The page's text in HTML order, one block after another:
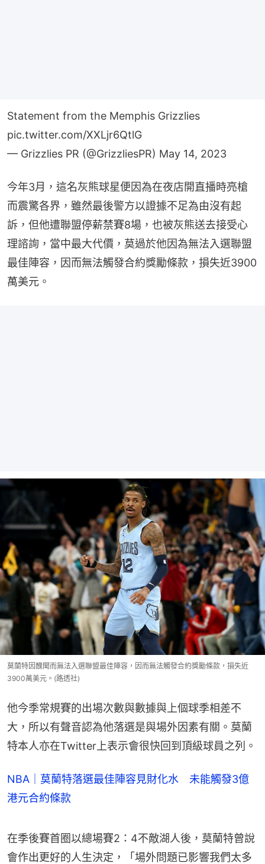
Statement from the Memphis Grizzlies
pic.twitter.com/XXLjr6QtlG
— Grizzlies PR (@GrizzliesPR) May 14, 2023
今年3月，這名灰熊球星便因為在夜店開直播時亮槍
而震驚各界，雖然最後警方以證據不足為由沒有起
訴，但他遭聯盟停薪禁賽8場，也被灰熊送去接受心
理諮詢，當中最大代價，莫過於他因為無法入選聯盟
最佳陣容，因而無法觸發合約獎勵條款，損失近3900
萬美元。
莫蘭特因醜聞而無法入選聯盟最佳陣容，因而無法觸發合約獎勵條款，損失近
3900萬美元。(路透社)
他今季常規賽的出場次數與數據與上個球季相差不
大，所以有聲音認為他落選是與場外因素有關。莫蘭
特本人亦在Twitter上表示會很快回到頂級球員之列。
NBA｜莫蘭特落選最佳陣容見財化水 未能觸發3億
港元合約條款
在季後賽首圈以總場賽2：4不敵湖人後，莫蘭特曾說
會作出更好的人生決定，「場外問題已影響我們太多